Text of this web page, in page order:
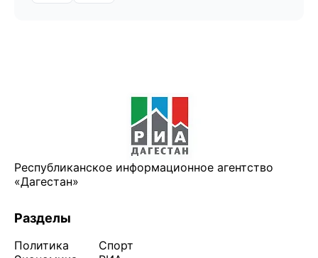
Республиканское информационное агентство
«Дагестан»
Разделы
Политика
Спорт